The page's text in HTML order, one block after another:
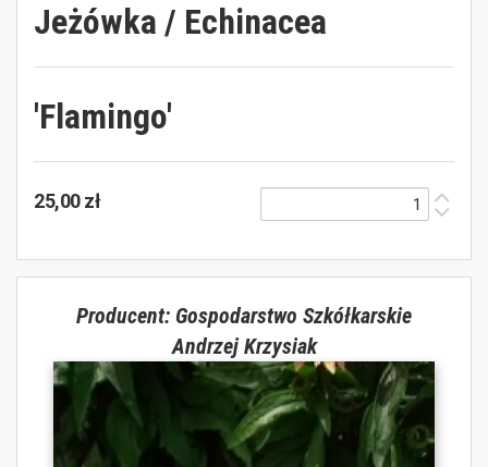
Jeżówka / Echinacea
'Flamingo'
25,00 zł
Producent: Gospodarstwo Szkółkarskie
Andrzej Krzysiak